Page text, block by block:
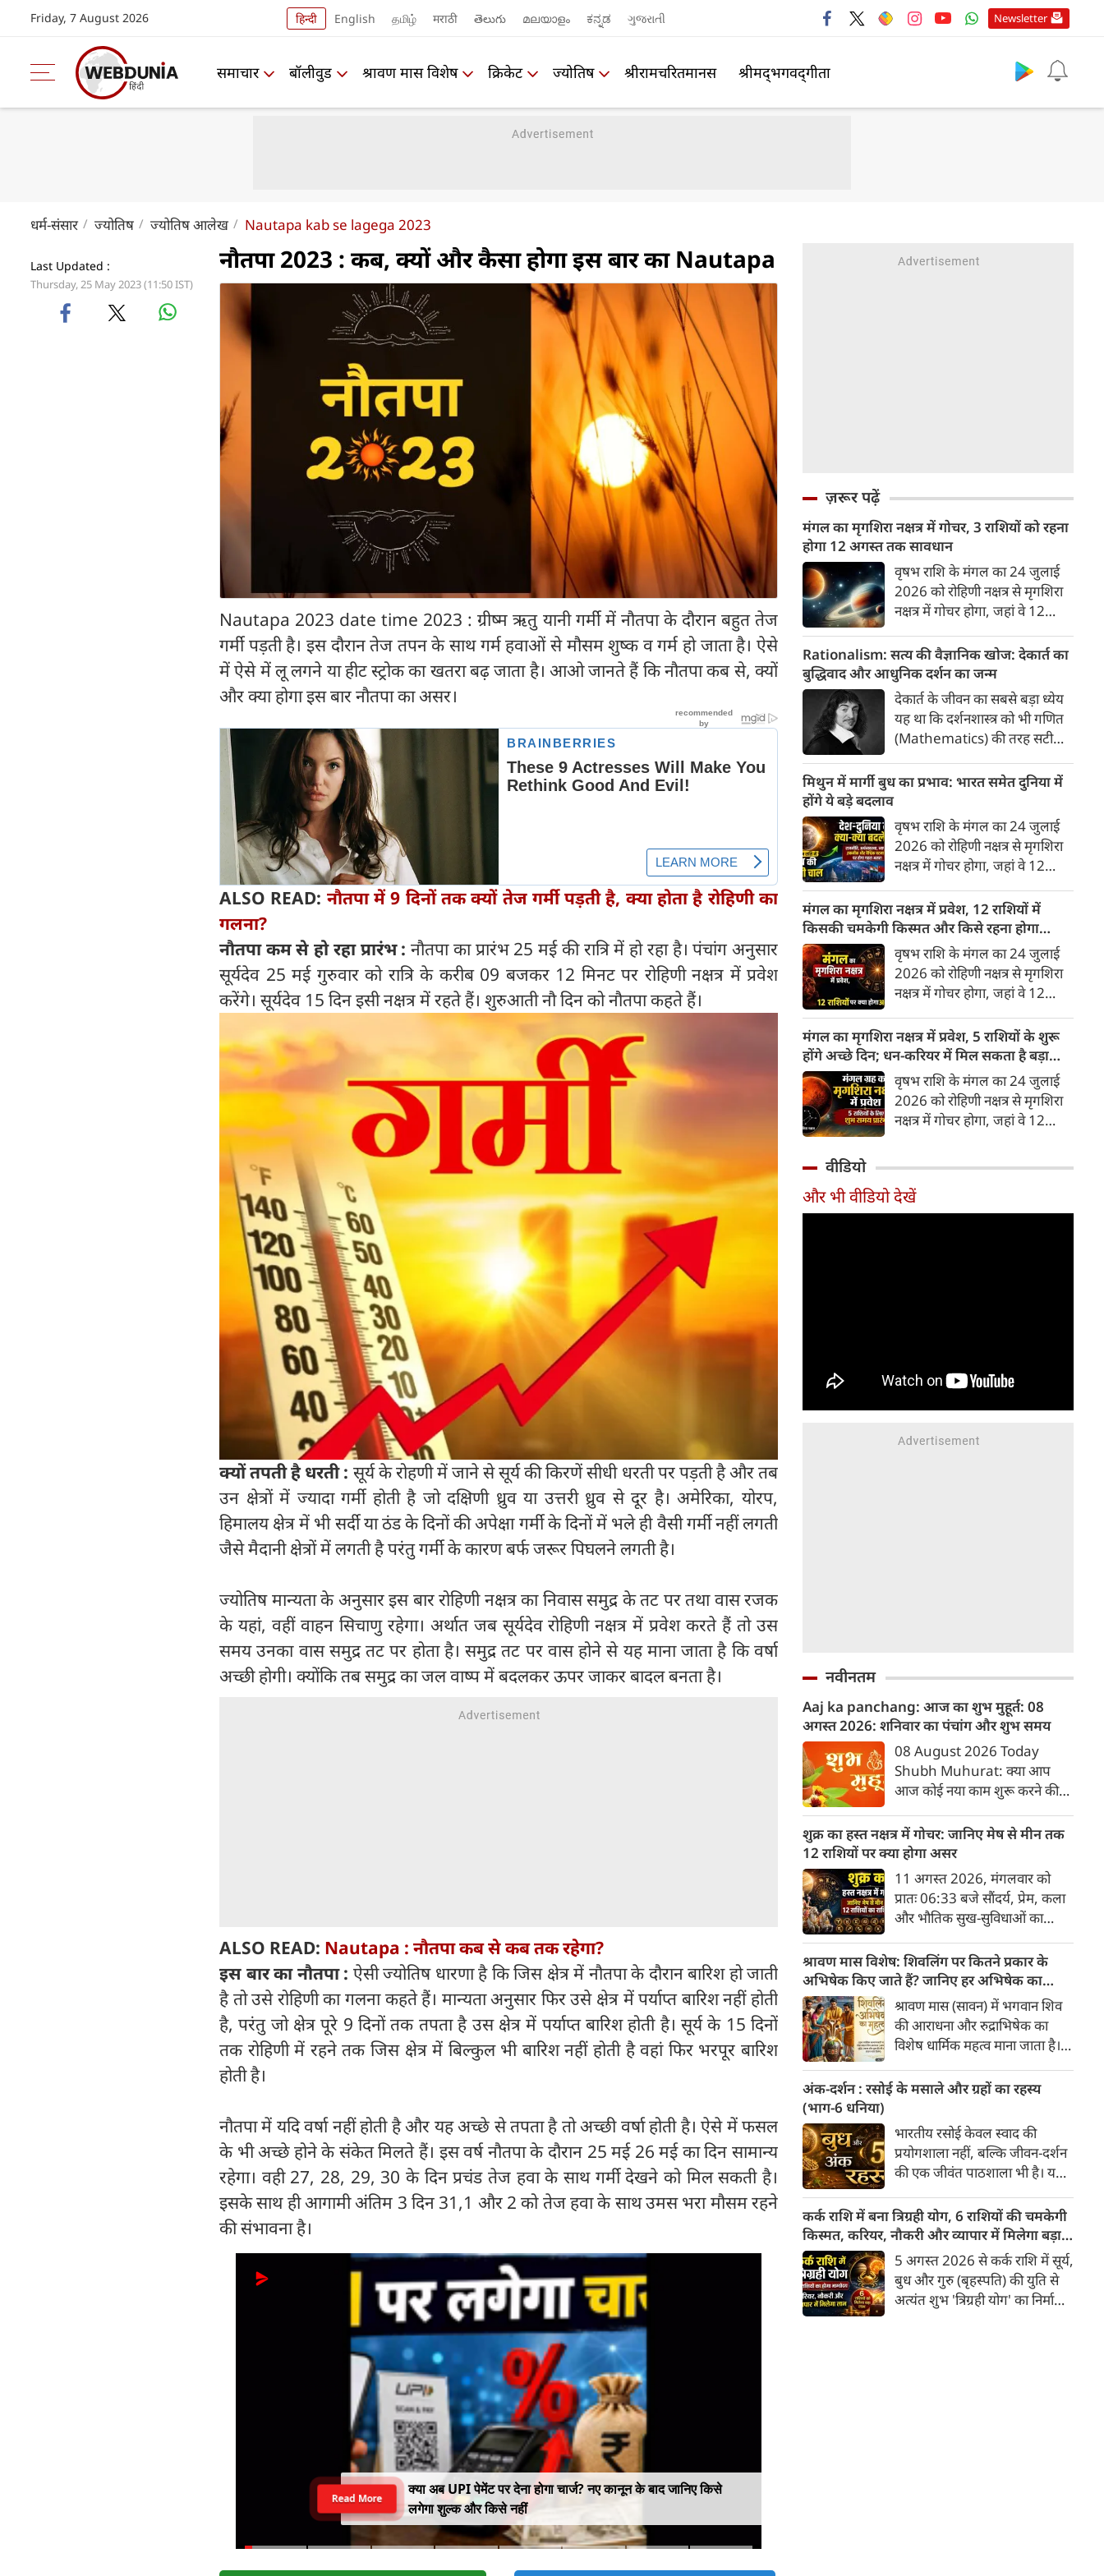
Friday, 7 August 2026 हिन्दी English தமிழ் मराठी తెలుగు മലയാളം ಕನ್ನಡ ગુજરાતી Newsletter
समाचार बॉलीवुड श्रावण मास विशेष क्रिकेट ज्योतिष श्रीरामचरितमानस श्रीमद्‍भगवद्‍गीता
धर्म-संसार ज्योतिष ज्योतिष आलेख Nautapa kab se lagega 2023
Last Updated :
Thursday, 25 May 2023 (11:50 IST)
नौतपा 2023 : कब, क्यों और कैसा होगा इस बार का Nautapa
Nautapa 2023 date time 2023 : ग्रीष्म ऋतु यानी गर्मी में नौतपा के दौरान बहुत तेज
गर्मी पड़ती है। इस दौरान तेज तपन के साथ गर्म हवाओं से मौसम शुष्क व गर्म हो जाता है। ऐसे
में ऐसे में लू लगने या हीट स्ट्रोक का खतरा बढ़ जाता है। आओ जानते हैं कि नौतपा कब से, क्यों
और क्या होगा इस बार नौतपा का असर।
ALSO READ: नौतपा में 9 दिनों तक क्यों तेज गर्मी पड़ती है, क्या होता है रोहिणी का
गलना?
नौतपा कम से हो रहा प्रारंभ :नौतपा का प्रारंभ 25 मई की रात्रि में हो रहा है। पंचांग अनुसार
सूर्यदेव 25 मई गुरुवार को रात्रि के करीब 09 बजकर 12 मिनट पर रोहिणी नक्षत्र में प्रवेश
करेंगे। सूर्यदेव 15 दिन इसी नक्षत्र में रहते हैं। शुरुआती नौ दिन को नौतपा कहते हैं।
क्यों तपती है धरती : सूर्य के रोहणी में जाने से सूर्य की किरणें सीधी धरती पर पड़ती है और तब
उन क्षेत्रों में ज्यादा गर्मी होती है जो दक्षिणी ध्रुव या उत्तरी ध्रुव से दूर है। अमेरिका, योरप,
हिमालय क्षेत्र में भी सर्दी या ठंड के दिनों की अपेक्षा गर्मी के दिनों में भले ही वैसी गर्मी नहीं लगती
जैसे मैदानी क्षेत्रों में लगती है परंतु गर्मी के कारण बर्फ जरूर पिघलने लगती है।
ज्योतिष मान्यता के अनुसार इस बार रोहिणी नक्षत्र का निवास समुद्र के तट पर तथा वास रजक
के यहां, वहीं वाहन सिचाणु रहेगा। अर्थात जब सूर्यदेव रोहिणी नक्षत्र में प्रवेश करते हैं तो उस
समय उनका वास समुद्र तट पर होता है। समुद्र तट पर वास होने से यह माना जाता है कि वर्षा
अच्छी होगी। क्योंकि तब समुद्र का जल वाष्प में बदलकर ऊपर जाकर बादल बनता है।
ALSO READ: Nautapa : नौतपा कब से कब तक रहेगा?
इस बार का नौतपा : ऐसी ज्योतिष धारणा है कि जिस क्षेत्र में नौतपा के दौरान बारिश हो जाती
है तो उसे रोहिणी का गलना कहते हैं। मान्यता अनुसार फिर उसे क्षेत्र में पर्याप्त बारिश नहीं होती
है, परंतु जो क्षेत्र पूरे 9 दिनों तक तपता है उस क्षेत्र में पर्याप्त बारिश होती है। सूर्य के 15 दिनों
तक रोहिणी में रहने तक जिस क्षेत्र में बिल्कुल भी बारिश नहीं होती है वहां फिर भरपूर बारिश
होती है।
नौतपा में यदि वर्षा नहीं होती है और यह अच्‍छे से तपता है तो अच्‍छी वर्षा होती है। ऐसे में फसल
के भी अच्छे होने के संकेत मिलते हैं। इस वर्ष नौतपा के दौरान 25 मई 26 मई का दिन सामान्य
रहेगा। वही 27, 28, 29, 30 के दिन प्रचंड तेज हवा के साथ गर्मी देखने को मिल सकती है।
इसके साथ ही आगामी अंतिम 3 दिन 31,1 और 2 को तेज हवा के साथ उमस भरा मौसम रहने
की संभावना है।
क्या अब UPI पेमेंट पर देना होगा चार्ज? नए कानून के बाद जानिए किसे
लगेगा शुल्क और किसे नहीं
Read More
ज़रूर पढ़ें
मंगल का मृगशिरा नक्षत्र में गोचर, 3 राशियों को रहना
होगा 12 अगस्त तक सावधान
वृषभ राशि के मंगल का 24 जुलाई
2026 को रोहिणी नक्षत्र से मृगशिरा
नक्षत्र में गोचर होगा, जहां वे 12
परिवर्तन के चलते 3 राशि के लोगों
को 12 अगस्त तक रहना होगा
सावधान। चलिए जानते हैं कि किन
राशि 3 राशियों को रहना होगा
सावधान।
Rationalism: सत्य की वैज्ञानिक खोज: देकार्त का
बुद्धिवाद और आधुनिक दर्शन का जन्म
देकार्त के जीवन का सबसे बड़ा ध्येय
यह था कि दर्शनशास्त्र को भी गणित
(Mathematics) की तरह सटीक,
जाए। वे एक ऐसा सार्वभौमिक सत्य
खोजना चाहते थे, जिस पर कोई भी
प्रश्नचिह्न न लगा सके। इसी विचार ने
बुद्धिवाद (Rationalism) की नींव
रखी। आइए, देकार्त के इस अद्भुत
दार्शनिक चिंतन के 4 प्रमुख स्तंभों को
गहराई से समझते हैं।
मिथुन में मार्गी बुध का प्रभाव: भारत समेत दुनिया में
होंगे ये बड़े बदलाव
वृषभ राशि के मंगल का 24 जुलाई
2026 को रोहिणी नक्षत्र से मृगशिरा
नक्षत्र में गोचर होगा, जहां वे 12
में एक बड़ा हलचल भरा मोड़ आ चुका
है- बुध ग्रह अपनी ही प्रिय राशि मिथुन
में सीधे (मार्गी) चलने लगे हैं। अब जब
बुद्धि और संवाद का कारक ग्रह सीधी
चाल चलेगा, तो जाहिर है आपकी
सोच, बातचीत और फैसलों की रफ्तार
भी बदल जाएगी।
मंगल का मृगशिरा नक्षत्र में प्रवेश, 12 राशियों में
किसकी चमकेगी किस्मत और किसे रहना होगा
सावधान?
वृषभ राशि के मंगल का 24 जुलाई
2026 को रोहिणी नक्षत्र से मृगशिरा
नक्षत्र में गोचर होगा, जहां वे 12
परिवर्तन के चलते मेष से लेकर मीन
तक किन राशियों के लिए शुभ और
किनके लिए है अशुभ। ज्योतिष शास्त्र
में मंगल को ऊर्जा, साहस, पराक्रम
और भूमि का कारक माना गया है,
जबकि मृगशिरा नक्षत्र के स्वामी स्वयं
मंगल का यह गोचर अत्यंत
शक्तिशाली और शुभ फलदायी माना
जा रहा है।
मंगल का मृगशिरा नक्षत्र में प्रवेश, 5 राशियों के शुरू
होंगे अच्छे दिन; धन-करियर में मिल सकता है बड़ा
लाभ
वृषभ राशि के मंगल का 24 जुलाई
2026 को रोहिणी नक्षत्र से मृगशिरा
नक्षत्र में गोचर होगा, जहां वे 12
बदलाव देखने को मिलेंगे और उनके
लिए लाभ के योग बनेंगे।
वीडियो
और भी वीडियो देखें
नवीनतम
Aaj ka panchang: आज का शुभ मुहूर्त: 08
अगस्‍त 2026: शनिवार का पंचांग और शुभ समय
08 August 2026 Today
Shubh Muhurat: क्या आप
आज कोई नया काम शुरू करने की
लेने वाले हैं? ज्योतिष और पंचांग के
अनुसार, किसी भी शुभ कार्य को सही
मुहूर्त में करने से सफलता की
संभावना बढ़ जाती है। 'वेबदुनिया'
आपके लिए लेकर आया है 08
अगस्‍त, 2026 का विशेष पंचांग और
शुभ-अशुभ मुहूर्त।
शुक्र का हस्त नक्षत्र में गोचर: जानिए मेष से मीन तक
12 राशियों पर क्या होगा असर
11 अगस्त 2026, मंगलवार को
प्रातः 06:33 बजे सौंदर्य, प्रेम, कला
और भौतिक सुख-सुविधाओं का
के चतुर्थ पद से निकलकर हस्त नक्षत्र
के प्रथम पद में प्रवेश करेगा। हस्त
नक्षत्र के स्वामी चंद्रमा हैं, जो मन और
भावनाओं का प्रतिनिधित्व करते हैं।
सौंदर्य के कारक शुक्र का चंद्रमा के
नक्षत्र में प्रवेश सभी 12 राशियों के
जीवन में रचनात्मकता, आर्थिक
स्थिति और व्यक्तिगत संबंधों पर
श्रावण मास विशेष: शिवलिंग पर कितने प्रकार के
अभिषेक किए जाते हैं? जानिए हर अभिषेक का
महत्व
श्रावण मास (सावन) में भगवान शिव
की आराधना और रुद्राभिषेक का
विशेष धार्मिक महत्व माना जाता है।
अलग-अलग द्रव्यों (सामग्रियों) से
प्रकार के फल प्राप्त होते हैं। भगवान
शिव को "अभिषेक प्रिय" माना गया
है। यहाँ मुख्य प्रकार के शिव-अभिषेक
और उनके महत्व की पूरी जानकारी दी
गई है।
अंक-दर्शन : रसोई के मसाले और ग्रहों का रहस्य
(भाग-6 धनिया)
भारतीय रसोई केवल स्वाद की
प्रयोगशाला नहीं, बल्कि जीवन-दर्शन
की एक जीवंत पाठशाला भी है। यहां
सुगंध या औषधीय गुण ही नहीं, बल्कि
एक सांस्कृतिक संकेत भी समेटे रहता
है। यदि हल्दी स्थिरता का बोध कराती
है, लाल मिर्च ऊर्जा का प्रतीक बनती
है और तेजपत्ता अदृश्य प्रभावों की
ओर संकेत करता है, तो धनिया प्रकृति
कर्क राशि में बना त्रिग्रही योग, 6 राशियों की चमकेगी
किस्मत, करियर, नौकरी और व्यापार में मिलेगा बड़ा
लाभ
5 अगस्त 2026 से कर्क राशि में सूर्य,
बुध और गुरु (बृहस्पति) की युति से
अत्यंत शुभ 'त्रिग्रही योग' का निर्माण